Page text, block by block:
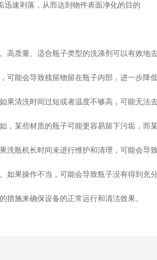
迅速剥落，从而达到物件表面净化的目的
量、适合瓶子类型的洗涤剂可以有效地去
能会导致残留物留在瓶子内部，进一步降低
洗时间过短或者温度不够高，可能无法去
些材质的瓶子可能更容易留下污垢，而某
瓶机长时间未进行维护和清理，可能会导致
操作不当，可能会导致瓶子没有得到充分
施来确保设备的正常运行和清洁效果。